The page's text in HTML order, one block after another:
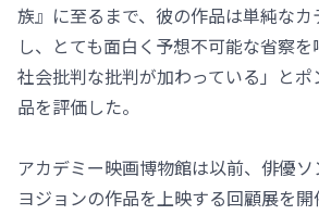
族』に至るまで、彼の作品は単純な
し、とても面白く予想不可能な省察を
社会批判な批判が加わっている」と
品を評価した。
アカデミー映画博物館は以前、俳優ソ
ヨジョンの作品を上映する回顧展を開